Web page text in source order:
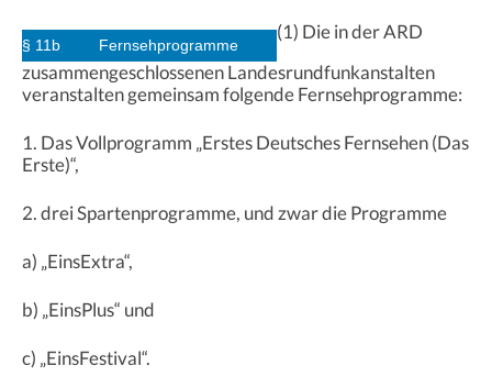
§ 11b Fernsehprogramme
(1) Die in der ARD
zusammengeschlossenen Landesrundfunkanstalten
veranstalten gemeinsam folgende Fernsehprogramme:
1. Das Vollprogramm „Erstes Deutsches Fernsehen (Das
Erste)“,
2. drei Spartenprogramme, und zwar die Programme
a) „EinsExtra“,
b) „EinsPlus“ und
c) „EinsFestival“.